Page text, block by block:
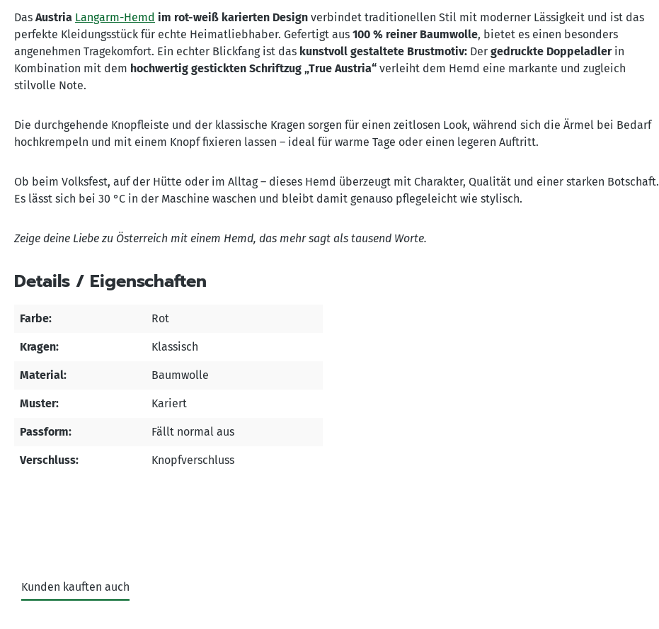
Das Austria Langarm-Hemd im rot-weiß karierten Design verbindet traditionellen Stil mit moderner Lässigkeit und ist das
perfekte Kleidungsstück für echte Heimatliebhaber. Gefertigt aus 100 % reiner Baumwolle, bietet es einen besonders
angenehmen Tragekomfort. Ein echter Blickfang ist das kunstvoll gestaltete Brustmotiv: Der gedruckte Doppeladlerin
Kombination mit dem hochwertig gestickten Schriftzug „True Austria“ verleiht dem Hemd eine markante und zugleich
stilvolle Note.
Die durchgehende Knopfleiste und der klassische Kragen sorgen für einen zeitlosen Look, während sich die Ärmel bei Bedarf
hochkrempeln und mit einem Knopf fixieren lassen – ideal für warme Tage oder einen legeren Auftritt.
Ob beim Volksfest, auf der Hütte oder im Alltag – dieses Hemd überzeugt mit Charakter, Qualität und einer starken Botschaft.
Es lässt sich bei 30 °C in der Maschine waschen und bleibt damit genauso pflegeleicht wie stylisch.
Zeige deine Liebe zu Österreich mit einem Hemd, das mehr sagt als tausend Worte.
Details / Eigenschaften
Farbe: Rot
Kragen: Klassisch
Material: Baumwolle
Muster: Kariert
Passform: Fällt normal aus
Verschluss: Knopfverschluss
Kunden kauften auch